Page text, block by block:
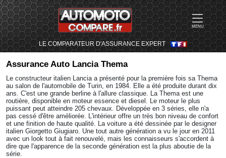
MENU
LE COMPARATEUR D'ASSURANCE EXPERT
Assurance Auto Lancia Thema
Le constructeur italien Lancia a présenté pour la première fois sa Thema
au salon de l'automobile de Turin, en 1984. Elle a été produite durant dix
ans. C'est une grande berline à l'allure classique. La Thema est une
routière, disponible en moteur essence et diesel. Le moteur le plus
puissant peut atteindre 205 chevaux. Développée en 3 séries, elle n'a
pas cessé d'être améliorée. L'intérieur offre un très bon niveau de confort
et une finition de haute qualité. La voiture a été dessinée par le designer
italien Giorgetto Giugiaro. Une tout autre génération a vu le jour en 2011
avec un look tout à fait renouvelé, mais les connaisseurs s'accordent à
dire que l'apparence de la seconde génération est la plus aboutie de la
série.